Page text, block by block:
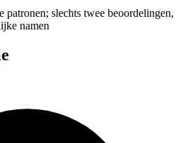
patronen; slechts twee beoordelingen,
namen